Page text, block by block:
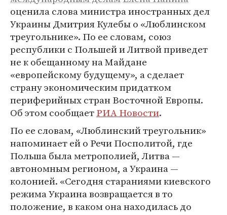
оценила слова министра иностранных дел
Украины Дмитрия Кулебы о «Люблинском
треугольнике». По ее словам, союз
республики с Польшей и Литвой приведет
не к обещанному на Майдане
«европейскому будущему», а сделает
страну экономическим придатком
периферийных стран Восточной Европы.
Об этом сообщаетРИА Новости.
По ее словам, «Люблинский треугольник»
напоминает ей о Речи Посполитой, где
Польша была метрополией, Литва —
автономным регионом, а Украина —
колонией. «Сегодня стараниями киевского
режима Украина возвращается в то
положение, в каком она находилась до